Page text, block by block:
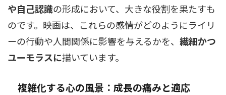
や自己認識の形成において、大きな役割を果たすも
のです。映画は、これらの感情がどのようにライリ
ーの行動や人間関係に影響を与えるかを、 繊細かつ
ユーモラスに描いています。
複雑化する心の風景：成長の痛みと適応